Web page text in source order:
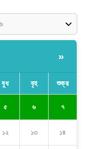
»
বুধ বৃহ শুক্র
৫ ৬ ৭
১২ ১৩ ১৪